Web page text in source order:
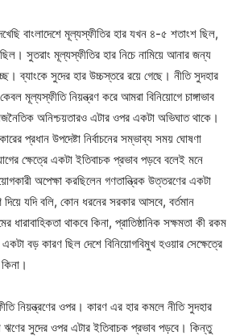
বাংলাদেশে মূল্যস্ফীতির হার যখন ৪-৫ শতাংশ ছিল,
সুতরাং মূল্যস্ফীতির হার নিচে নামিয়ে আনার জন্য
ব্যাংকে সুদের হার উচ্চস্তরে রয়ে গেছে। নীতি সুদহার
মূল্যস্ফীতি নিয়ন্ত্রণ করে আমরা বিনিয়োগে চাঙ্গাভাব
অনিশ্চয়তারও এটার ওপর একটা অভিঘাত থাকে।
প্রধান উপদেষ্টা নির্বাচনের সম্ভাব্য সময় ঘোষণা
ক্ষেত্রে একটা ইতিবাচক প্রভাব পড়বে বলেই মনে
অপেক্ষা করছিলেন গণতান্ত্রিক উত্তরণের একটা
দিয়ে যদি বলি, কোন ধরনের সরকার আসবে, বর্তমান
ধারাবাহিকতা থাকবে কিনা, প্রাতিষ্ঠানিক সক্ষমতা কী রকম
বড় কারণ ছিল দেশে বিনিয়োগবিমুখ হওয়ার সেক্ষেত্রে
নিয়ন্ত্রণের ওপর। কারণ এর হার কমলে নীতি সুদহার
সুদের ওপর এটার ইতিবাচক প্রভাব পড়বে। কিন্তু